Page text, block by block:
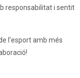
responsabilitat i sentit
l’esport amb més